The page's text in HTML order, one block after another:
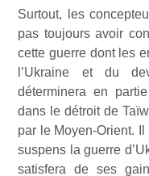
Surtout, les
pas toujours avoir
cette guerre dont les
l’Ukraine et du
déterminera en
dans le détroit de
par le Moyen-Orient.
suspens la guerre
satisfera de ses